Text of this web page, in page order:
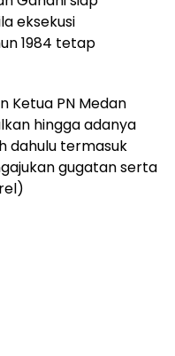
eksekusi
1984 tetap
Ketua PN Medan
hingga adanya
dahulu termasuk
gugatan serta